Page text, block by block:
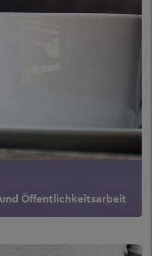
Öffentlichkeitsarbeit